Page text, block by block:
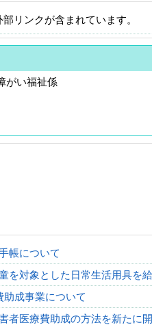
リンクが含まれています。
がい福祉係
帳について
を対象とした日常生活用具を
成事業について
者医療費助成の方法を新たに